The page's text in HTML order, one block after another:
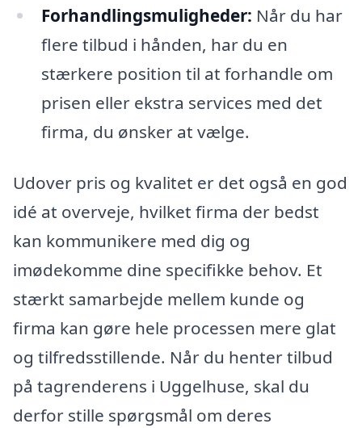
Forhandlingsmuligheder: Når du har
flere tilbud i hånden, har du en
stærkere position til at forhandle om
prisen eller ekstra services med det
firma, du ønsker at vælge.
Udover pris og kvalitet er det også en god
idé at overveje, hvilket firma der bedst
kan kommunikere med dig og
imødekomme dine specifikke behov. Et
stærkt samarbejde mellem kunde og
firma kan gøre hele processen mere glat
og tilfredsstillende. Når du henter tilbud
på tagrenderens i Uggelhuse, skal du
derfor stille spørgsmål om deres